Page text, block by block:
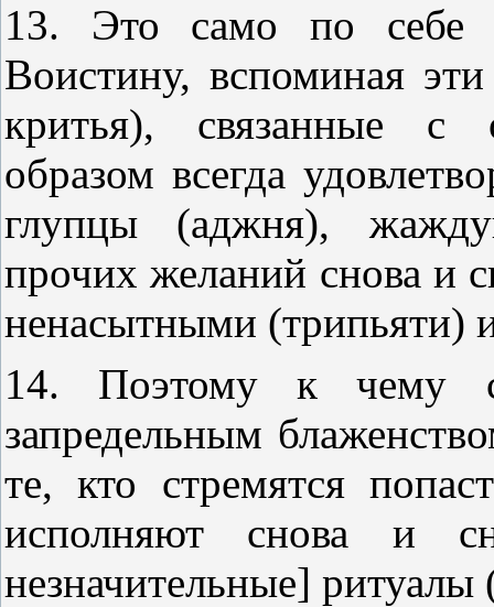
13. Это само по себе
Воистину, вспоминая
критья), связанные с
образом всегда
глупцы (аджня),
прочих желаний снова и
ненасытными (трипьяти)
14. Поэтому к чему
запредельным
те, кто стремятся
исполняют снова и
незначительные] ритуалы